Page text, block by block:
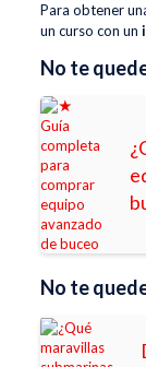
Para obtener
un curso con un
No te
No te